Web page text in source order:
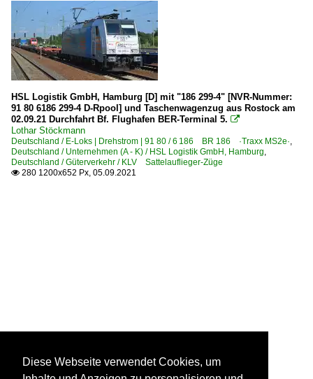
HSL Logistik GmbH, Hamburg [D] mit "186 299-4" [NVR-Nummer:
91 80 6186 299-4 D-Rpool] und Taschenwagenzug aus Rostock am
02.09.21 Durchfahrt Bf. Flughafen BER-Terminal 5. 
Lothar Stöckmann
Deutschland / E-Loks | Drehstrom | 91 80 / 6 186 BR 186 ·Traxx MS2e·,
Deutschland / Unternehmen (A - K) / HSL Logistik GmbH, Hamburg,
Deutschland / Güterverkehr / KLV Sattelauflieger-Züge
 280 1200x652 Px, 05.09.2021
Diese Webseite verwendet Cookies, um